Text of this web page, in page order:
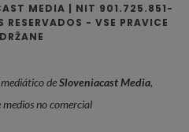
MEDIA | NIT 901.725.851-
RESERVADOS - VSE PRAVICE
deSloveniacast Media,
no comercial